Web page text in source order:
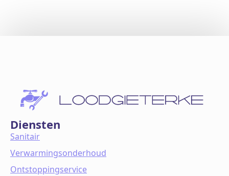
Diensten
Sanitair
Verwarmingsonderhoud
Ontstoppingservice